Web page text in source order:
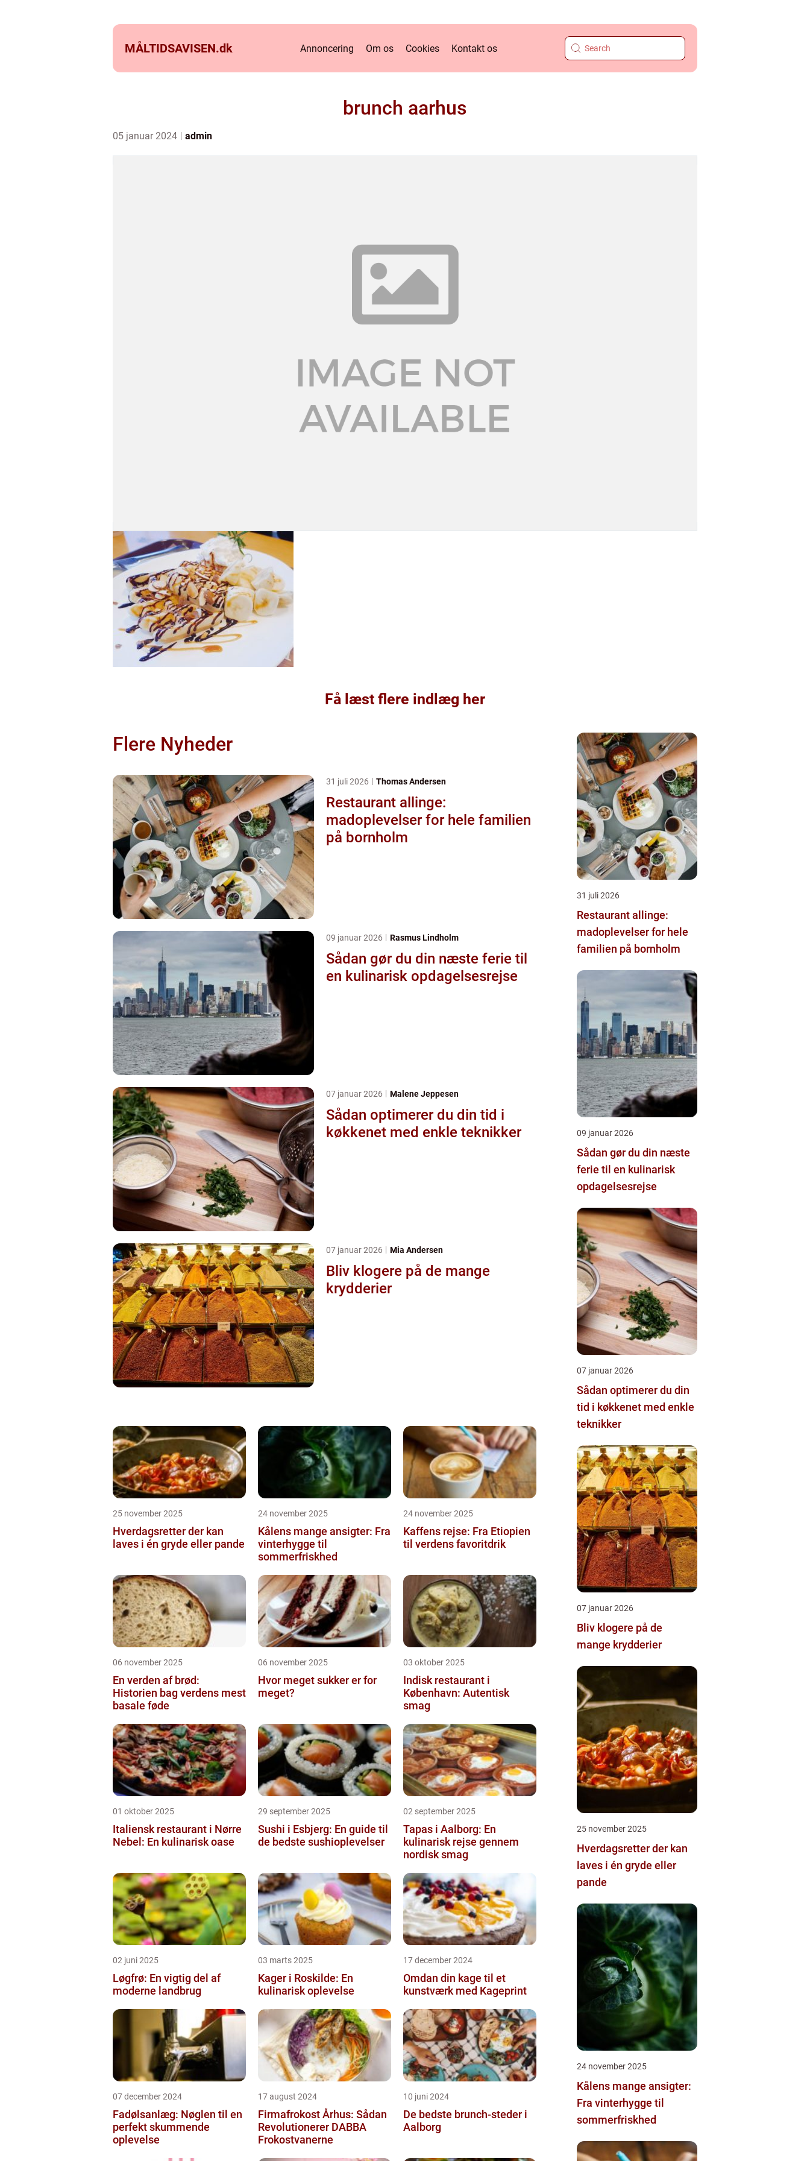
MÅLTIDSAVISEN.dk Annoncering Om os Cookies Kontakt os
brunch aarhus
05 januar 2024 admin
Få læst flere indlæg her
Flere Nyheder
31 juli 2026 Thomas Andersen
Restaurant allinge:
madoplevelser for hele familien
på bornholm
09 januar 2026 Rasmus Lindholm
Sådan gør du din næste ferie til
en kulinarisk opdagelsesrejse
07 januar 2026 Malene Jeppesen
Sådan optimerer du din tid i
køkkenet med enkle teknikker
07 januar 2026 Mia Andersen
Bliv klogere på de mange
krydderier
25 november 2025
Hverdagsretter der kan
laves i én gryde eller pande
24 november 2025
Kålens mange ansigter: Fra
vinterhygge til
sommerfriskhed
24 november 2025
Kaffens rejse: Fra Etiopien
til verdens favoritdrik
06 november 2025
En verden af brød:
Historien bag verdens mest
basale føde
06 november 2025
Hvor meget sukker er for
meget?
03 oktober 2025
Indisk restaurant i
København: Autentisk
smag
01 oktober 2025
Italiensk restaurant i Nørre
Nebel: En kulinarisk oase
29 september 2025
Sushi i Esbjerg: En guide til
de bedste sushioplevelser
02 september 2025
Tapas i Aalborg: En
kulinarisk rejse gennem
nordisk smag
02 juni 2025
Løgfrø: En vigtig del af
moderne landbrug
03 marts 2025
Kager i Roskilde: En
kulinarisk oplevelse
17 december 2024
Omdan din kage til et
kunstværk med Kageprint
07 december 2024
Fadølsanlæg: Nøglen til en
perfekt skummende
oplevelse
17 august 2024
Firmafrokost Århus: Sådan
Revolutionerer DABBA
Frokostvanerne
10 juni 2024
De bedste brunch-steder i
Aalborg
31 juli 2026
Restaurant allinge:
madoplevelser for hele
familien på bornholm
09 januar 2026
Sådan gør du din næste
ferie til en kulinarisk
opdagelsesrejse
07 januar 2026
Sådan optimerer du din
tid i køkkenet med enkle
teknikker
07 januar 2026
Bliv klogere på de
mange krydderier
25 november 2025
Hverdagsretter der kan
laves i én gryde eller
pande
24 november 2025
Kålens mange ansigter:
Fra vinterhygge til
sommerfriskhed